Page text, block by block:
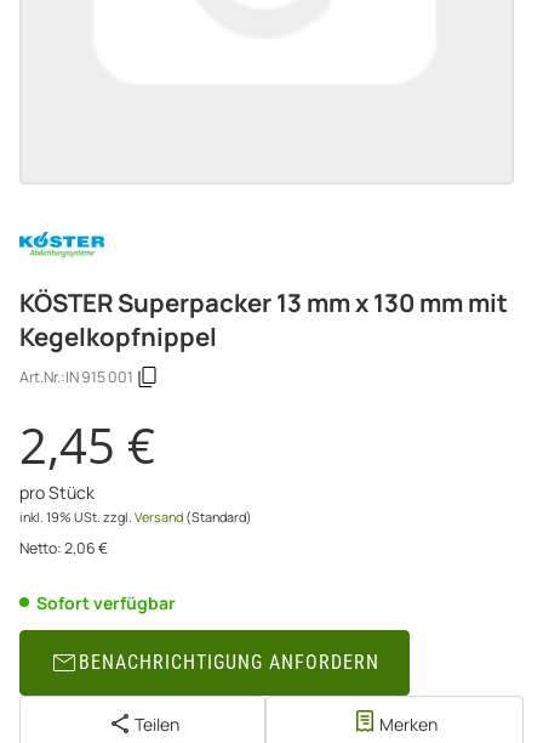
KÖSTER Superpacker 13 mm x 130 mm mit
Kegelkopfnippel
Art.Nr.:IN 915 001
2,45 €
pro Stück
inkl. 19% USt. zzgl. Versand (Standard)
Netto:2,06€
Sofort verfügbar
BENACHRICHTIGUNG ANFORDERN
Teilen Merken